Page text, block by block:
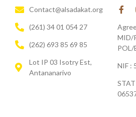
Contact@alsadakat.org
(261) 34 01 054 27
(262) 693 85 69 85
Lot IP 03 Isotry Est,
Antananarivo
MID/
NIF :